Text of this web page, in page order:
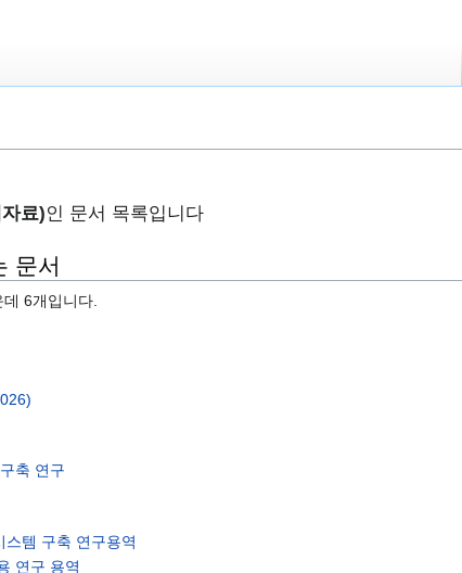
료)인 문서 목록입니다
문서
6개입니다.
축 연구
템 구축 연구용역
연구 용역